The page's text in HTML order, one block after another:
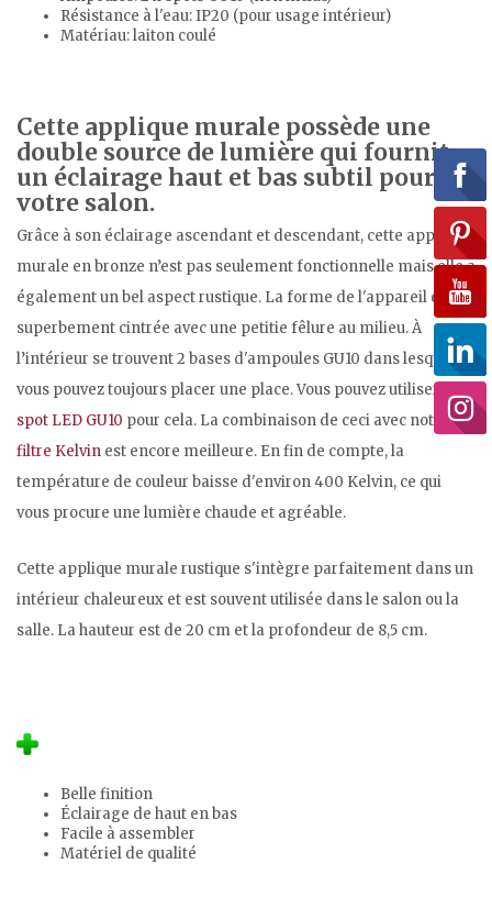
Résistance à l'eau: IP20 (pour usage intérieur)
Matériau: laiton coulé
Cette applique murale possède une
double source de lumière qui fournit
un éclairage haut et bas subtil pour
votre salon.
Grâce à son éclairage ascendant et descendant, cette applique
murale en bronze n’est pas seulement fonctionnelle mais elle a
également un bel aspect rustique. La forme de l'appareil est
superbement cintrée avec une petitie fêlure au milieu. À
l’intérieur se trouvent 2 bases d'ampoules GU10 dans lesquelles
vous pouvez toujours placer une place. Vous pouvez utiliser un
spot LED GU10 pour cela. La combinaison de ceci avec notre
filtre Kelvin est encore meilleure. En fin de compte, la
température de couleur baisse d'environ 400 Kelvin, ce qui
vous procure une lumière chaude et agréable.
Cette applique murale rustique s'intègre parfaitement dans un
intérieur chaleureux et est souvent utilisée dans le salon ou la
salle. La hauteur est de 20 cm et la profondeur de 8,5 cm.
Belle finition
Éclairage de haut en bas
Facile à assembler
Matériel de qualité